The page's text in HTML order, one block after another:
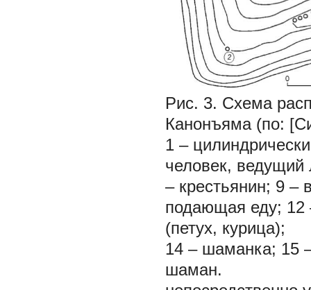
Рис. 3. Схема
Канонъяма (по:
1 –
человек,
– крестьянин; 9 –
подающая еду; 12
(петух, курица);
14 – шаманка; 15
шаман.